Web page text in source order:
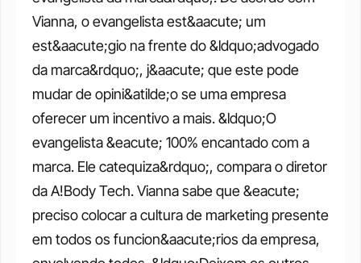
Vianna, o evangelista est&aacute; um
est&aacute;gio na frente do &ldquo;advogado
da marca&rdquo;, j&aacute; que este pode
mudar de opini&atilde;o se uma empresa
oferecer um incentivo a mais. &ldquo;O
evangelista &eacute; 100% encantado com a
marca. Ele catequiza&rdquo;, compara o diretor
da A!Body Tech. Vianna sabe que &eacute;
preciso colocar a cultura de marketing presente
em todos os funcion&aacute;rios da empresa,